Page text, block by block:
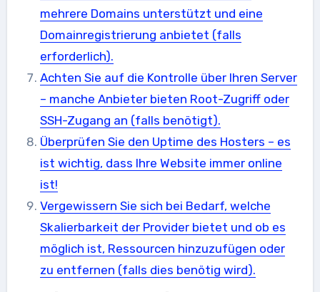
mehrere Domains unterstützt und eine
Domainregistrierung anbietet (falls
erforderlich).
Achten Sie auf die Kontrolle über Ihren Server
– manche Anbieter bieten Root-Zugriff oder
SSH-Zugang an (falls benötigt).
Überprüfen Sie den Uptime des Hosters – es
ist wichtig, dass Ihre Website immer online
ist!
Vergewissern Sie sich bei Bedarf, welche
Skalierbarkeit der Provider bietet und ob es
möglich ist, Ressourcen hinzuzufügen oder
zu entfernen (falls dies benötig wird).